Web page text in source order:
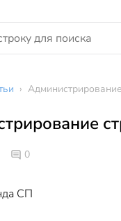
›
0
СП